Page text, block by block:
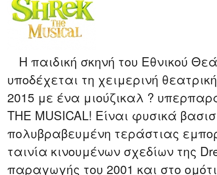
Η παιδική σκηνή του Εθνικού
υποδέχεται τη χειμερινή
2015 με ένα μιούζικαλ ?
THE MUSICAL! Είναι φυσικά
πολυβραβευμένη τεράστιας
ταινία κινουμένων σχεδίων της
παραγωγής του 2001 και στο